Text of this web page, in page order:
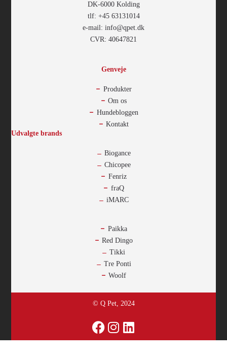
DK-6000 Kolding
tlf: +45 63131014
e-mail: info@qpet.dk
CVR: 40647821
Genveje
Produkter
Om os
Hundebloggen
Kontakt
Udvalgte brands
Biogance
Chicopee
Fenriz
fraQ
iMARC
Paikka
Red Dingo
Tikki
Tre Ponti
Woolf
© Q Pet, 2024